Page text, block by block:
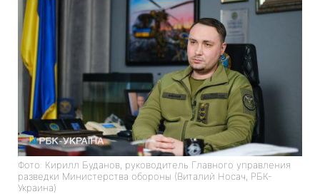
Фото: Кирилл Буданов, руководитель Главного управления
разведки Министерства обороны (Виталий Носач, РБК-
Украина)